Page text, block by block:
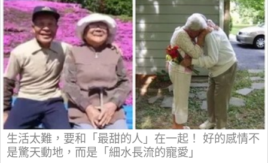
生活太難，要和「最甜的人」在一起！ 好的感情不
是驚天動地，而是「細水長流的寵愛」